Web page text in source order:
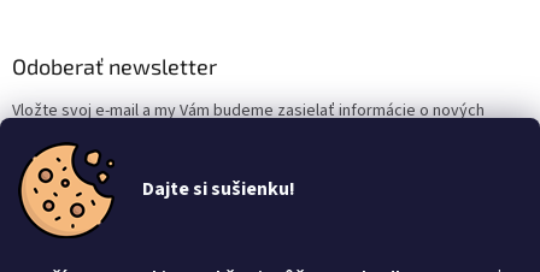
Dajte si sušienku!
Odoberať newsletter
Vložte svoj e-mail a my Vám budeme zasielať informácie o nových
Email
Vložením e-mailu súhlasíte s